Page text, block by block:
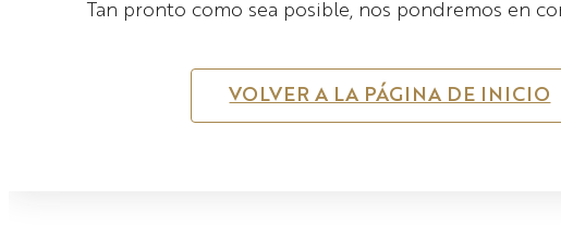
Tan pronto como sea posible, nos pondremos en
VOLVER A LA PÁGINA DE INICIO